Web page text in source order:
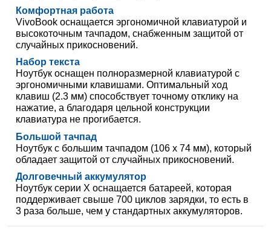
Комфортная работа
VivoBook оснащается эргономичной клавиатурой и
высокоточным тачпадом, снабженным защитой от
случайных прикосновений.
Набор текста
Ноутбук оснащен полноразмерной клавиатурой с
эргономичными клавишами. Оптимальный ход
клавиш (2.3 мм) способствует точному отклику на
нажатие, а благодаря цельной конструкции
клавиатура не прогибается.
Большой тачпад
Ноутбук с большим тачпадом (106 x 74 мм), который
обладает защитой от случайных прикосновений.
Долговечный аккумулятор
Ноутбук серии X оснащается батареей, которая
поддерживает свыше 700 циклов зарядки, то есть в
3 раза больше, чем у стандартных аккумуляторов.